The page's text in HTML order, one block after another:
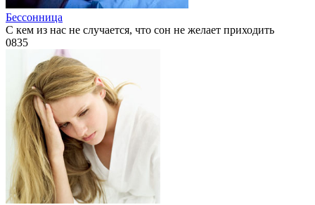
Бессонница
С кем из нас не случается, что сон не желает приходить
0835